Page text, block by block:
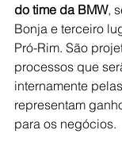
do time da BMW,
Bonja e terceiro
Pró-Rim. São
processos que
internamente
representam
para os negócios.